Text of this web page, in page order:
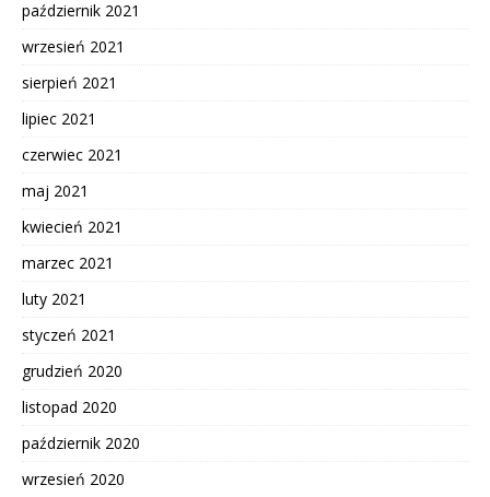
październik 2021
wrzesień 2021
sierpień 2021
lipiec 2021
czerwiec 2021
maj 2021
kwiecień 2021
marzec 2021
luty 2021
styczeń 2021
grudzień 2020
listopad 2020
październik 2020
wrzesień 2020